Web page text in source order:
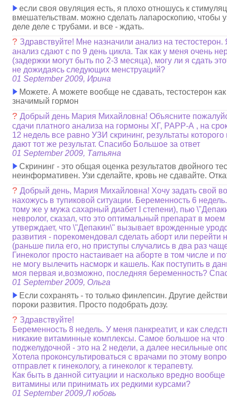
если своя овуляция есть, я плохо отношусь к
вмешательствам. можно сделать лапароскопию, чтобы
деле деле с трубами. и все - ждать.
? Здравствуйте! Мне назначили анализ на тестостерон.
анализ сдают с по 9 день цикла. Так как у меня очень
(задержки могут быть по 2-3 месяца), могу ли я сдать
не дожидаясь следующих менструаций?
01 September 2009, Ирина
Можете. А можете вообще не сдавать, тестостерон
значимый гормон
?Добрый день Мария Михайловна! Объясните
сдачи платного анализа на гормоны ХГ, РАРР-А , на
12 недель все равно УЗИ скрининг, результаты
дают тот же результат. Спасибо Большое за ответ
01 September 2009, Татьяна
Скрининг - это общая оценка результатов двойного
неинформативен. Узи сделайте, кровь не сдавайте.
?Добрый день, Мария Михайловна! Хочу задать свой
нахожусь в тупиковой ситуации. Беременность 6
тому же у мужа сахарный диабет I степени), пью
невролог, сказал, что это оптимальный препарат в моем
утверждает, что \"Депакин\" вызывает врожденные
развития - порекомендовал сделать аборт или перейти
(раньше пила его, но приступы случались в два раз
Гинеколог просто настаивает на аборте в том числе и
не могу вылечить насморк и кашель. Как поступить в
моя первая и,возможно, последняя беременность?
01 September 2009, Ольга
Если сохранять - то только финлепсин. Другие
пороки развития. Просто подобрать дозу.
? Здравствуйте!
Беременность 8 недель. У меня панкреатит, и как
никакие витаминные комплексы. Самое большое на что
поджелудочной - это на 2 недели, а далее несильные
Хотела проконсультироваться с врачами по этому
отправлет к гинекологу, а гинеколог к терапевту.
Как быть в данной ситуации и насколько вредно
витамины или принимать их редкими курсами?
01 September 2009,Л юбовь